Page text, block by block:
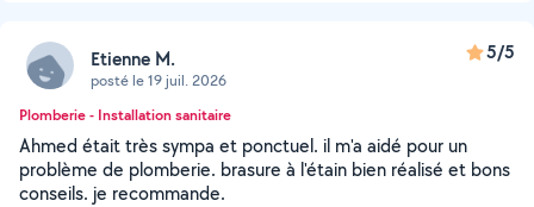
Etienne M.
posté le 19 juil. 2026
5/5
Plomberie - Installation sanitaire
Ahmed était très sympa et ponctuel. il m'a aidé pour un
problème de plomberie. brasure à l'étain bien réalisé et bons
conseils. je recommande.